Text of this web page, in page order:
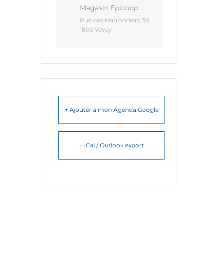
Magasin Epicoop
Rue des Marronniers 3B,
1800 Vevey
+ Ajouter à mon Agenda Google
+ iCal / Outlook export